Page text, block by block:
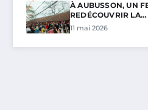
À AUBUSSON, UN
REDÉCOUVRIR LA…
11 mai 2026